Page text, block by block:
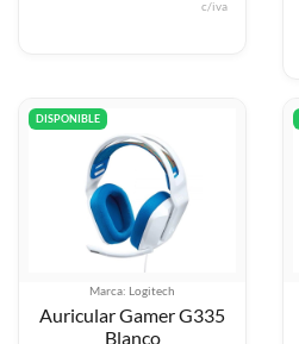
c/iva
DISPONIBLE
Marca: Logitech
Auricular Gamer G335
Blanco